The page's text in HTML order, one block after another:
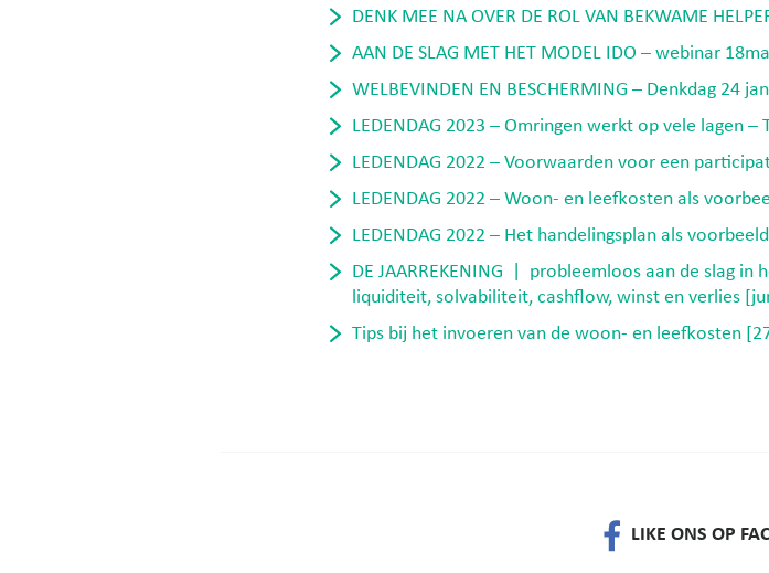
DENK MEE NA OVER DE ROL VAN BEKWAME
AAN DE SLAG MET HET MODEL IDO – webinar
WELBEVINDEN EN BESCHERMING – Denkdag 24
LEDENDAG 2023 – Omringen werkt op vele lagen –
LEDENDAG 2022 – Voorwaarden voor een
LEDENDAG 2022 – Woon- en leefkosten als
LEDENDAG 2022 – Het handelingsplan als
DE JAARREKENING | probleemloos aan de slag
liquiditeit, solvabiliteit, cashflow, winst en verlies
Tips bij het invoeren van de woon- en leefkosten
LIKE ONS OP